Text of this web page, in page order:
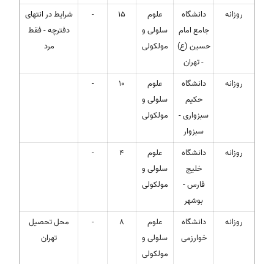
روزانه
دانشگاه
جامع امام
حسین (ع)
- تهران
علوم
سلولی و
مولکولی
15
-
شرایط در انتهای
دفترچه - فقط
مرد
روزانه
دانشگاه
حکیم
سبزواری -
سبزوار
علوم
سلولی و
مولکولی
10
-
روزانه
دانشگاه
خلیج
فارس -
بوشهر
علوم
سلولی و
مولکولی
4
-
روزانه
دانشگاه
خوارزمی
علوم
سلولی و
مولکولی
8
-
محل تحصیل
تهران